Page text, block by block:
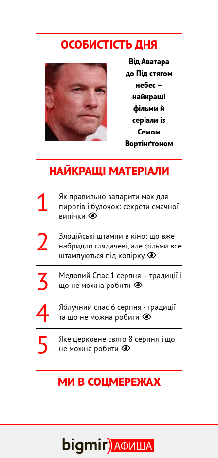
ОСОБИСТІСТЬ ДНЯ
Від Аватара
до Під стягом
небес –
найкращі
фільми й
серіали із
Семом
Вортінґтоном
НАЙКРАЩІ МАТЕРІАЛИ
Як правильно запарити мак для
пирогів і булочок: секрети смачної
випічки
Злодійські штампи в кіно: що вже
набридло глядачеві, але фільми все
штампуються під копірку
Медовий Спас 1 серпня – традиції і
що не можна робити
Яблучний спас 6 серпня - традиції
та що не можна робити
Яке церковне свято 8 серпня і що
не можна робити
МИ В СОЦМЕРЕЖАХ